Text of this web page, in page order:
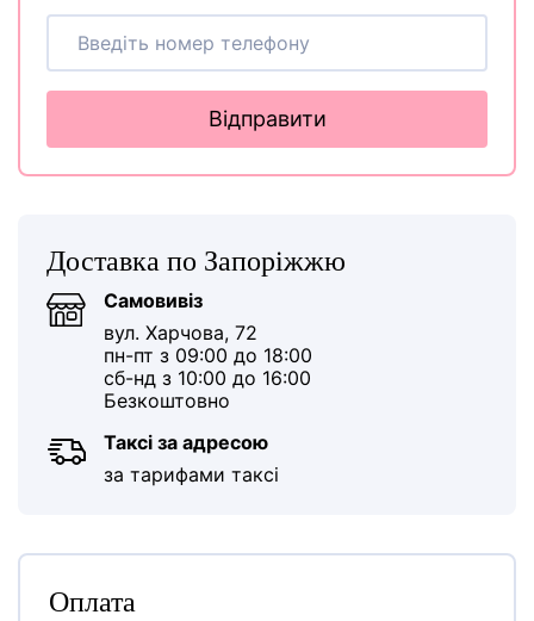
Відправити
Доставка по Запоріжжю
Самовивіз
вул. Харчова, 72
пн-пт з 09:00 до 18:00
сб-нд з 10:00 до 16:00
Безкоштовно
Таксі за адресою
за тарифами таксі
Оплата